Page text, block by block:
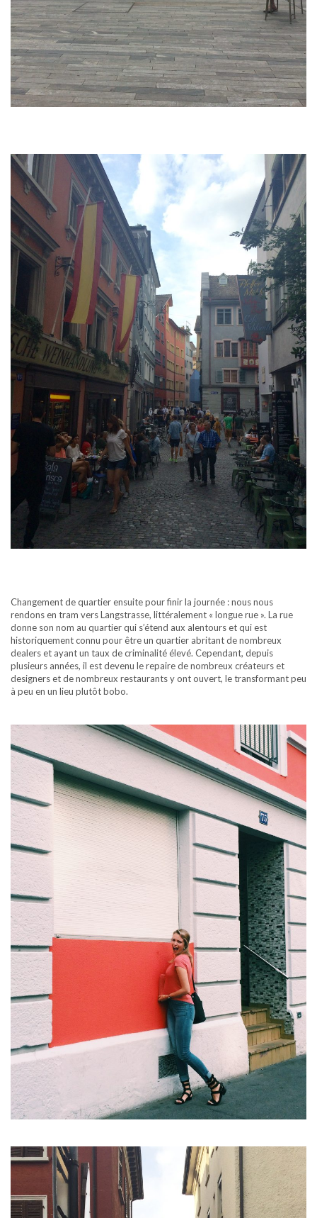
Changement de quartier ensuite pour finir la journée : nous nous
rendons en tram vers Langstrasse, littéralement « longue rue ». La rue
donne son nom au quartier qui s’étend aux alentours et qui est
historiquement connu pour être un quartier abritant de nombreux
dealers et ayant un taux de criminalité élevé. Cependant, depuis
plusieurs années, il est devenu le repaire de nombreux créateurs et
designers et de nombreux restaurants y ont ouvert, le transformant peu
à peu en un lieu plutôt bobo.